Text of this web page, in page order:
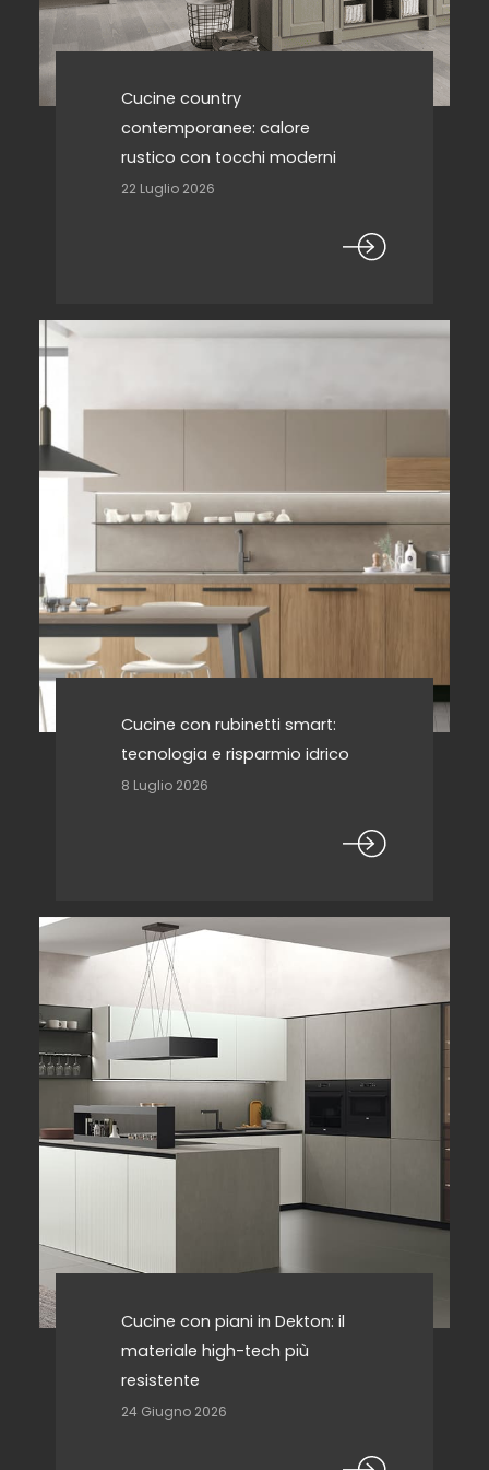
Cucine country
contemporanee: calore
rustico con tocchi moderni
22 Luglio 2026
Cucine con rubinetti smart:
tecnologia e risparmio idrico
8 Luglio 2026
Cucine con piani in Dekton: il
materiale high-tech più
resistente
24 Giugno 2026